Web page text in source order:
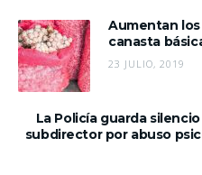
Aumentan
canasta
23 JULIO, 2019
La Policía guarda
subdirector por abuso